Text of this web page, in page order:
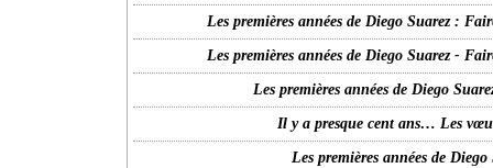
Les premières années de Diego Suarez :
Les premières années de Diego Suarez -
Les premières années de Diego
Il y a presque cent ans… Les
Les premières années de